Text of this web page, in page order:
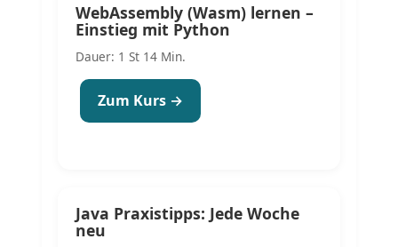
WebAssembly (Wasm) lernen –
Einstieg mit Python
Dauer: 1 St 14 Min.
Zum Kurs →
Java Praxistipps: Jede Woche
neu